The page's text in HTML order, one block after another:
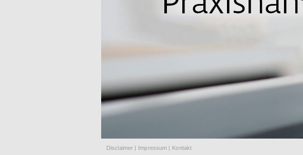
Disclaimer | Impressum | Kontakt